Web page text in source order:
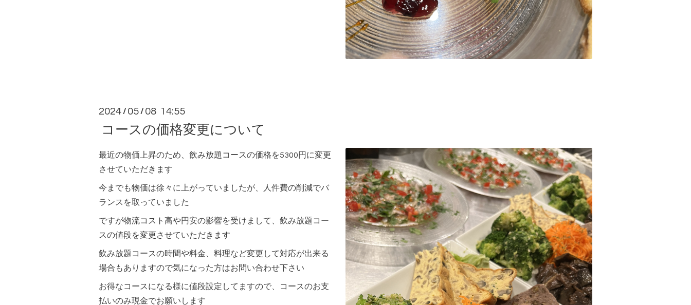
2024 / 05 / 08 14:55
コースの価格変更について
最近の物価上昇のため、飲み放題コースの価格を5300円に変更
させていただきます
今までも物価は徐々に上がっていましたが、人件費の削減でバ
ランスを取っていました
ですが物流コスト高や円安の影響を受けまして、飲み放題コー
スの値段を変更させていただきます
飲み放題コースの時間や料金、料理など変更して対応が出来る
場合もありますので気になった方はお問い合わせ下さい
お得なコースになる様に値段設定してますので、コースのお支
払いのみ現金でお願いします